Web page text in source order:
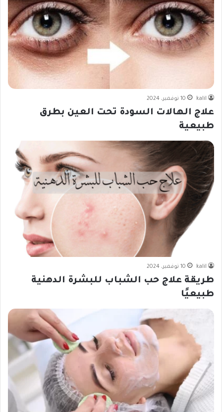
kalil 10 نوفمبر، 2024
علاج الهالات السودة تحت العين بطرق
طبيعية
kalil 10 نوفمبر، 2024
طريقة علاج حب الشباب للبشرة الدهنية
طبيعيًا